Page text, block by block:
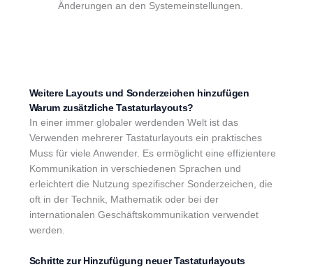
Änderungen an den Systemeinstellungen.
Weitere Layouts und Sonderzeichen hinzufügen
Warum zusätzliche Tastaturlayouts?
In einer immer globaler werdenden Welt ist das
Verwenden mehrerer Tastaturlayouts ein praktisches
Muss für viele Anwender. Es ermöglicht eine effizientere
Kommunikation in verschiedenen Sprachen und
erleichtert die Nutzung spezifischer Sonderzeichen, die
oft in der Technik, Mathematik oder bei der
internationalen Geschäftskommunikation verwendet
werden.
Schritte zur Hinzufügung neuer Tastaturlayouts